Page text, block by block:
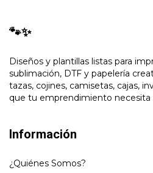
🐾✨
Diseños y plantillas listas para
sublimación, DTF y papelería
tazas, cojines, camisetas, cajas,
que tu emprendimiento necesita
Información
¿Quiénes Somos?